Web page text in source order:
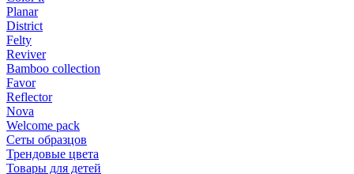
Planar
District
Felty
Reviver
Bamboo collection
Favor
Reflector
Nova
Welcome pack
Сеты образцов
Трендовые цвета
Товары для детей